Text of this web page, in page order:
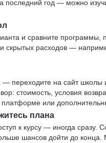
последний год — можно
и сравните программы,
скрытых расходов —
переходите на сайт школы
стоимость, условия
платформе или
плана
к курсу — иногда сразу.
шансов дойти до